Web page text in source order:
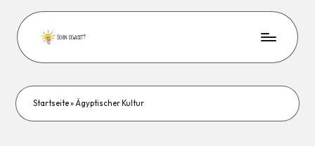
Startseite»Ägyptischer Kultur